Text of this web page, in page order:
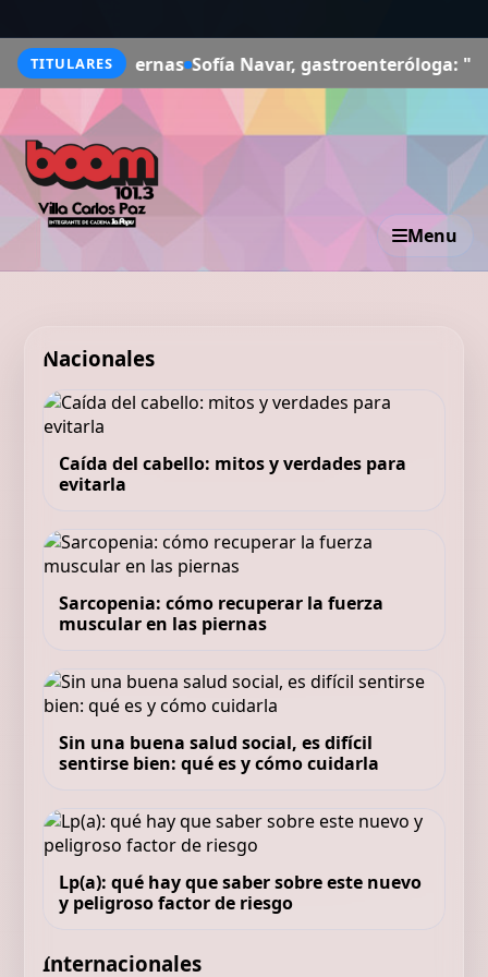
TITULARES
piernas Sofía Navar, gastroenteróloga: "No existe
Menu
Nacionales
Caída del cabello: mitos y verdades para
evitarla
Sarcopenia: cómo recuperar la fuerza
muscular en las piernas
Sin una buena salud social, es difícil
sentirse bien: qué es y cómo cuidarla
Lp(a): qué hay que saber sobre este nuevo
y peligroso factor de riesgo
Internacionales